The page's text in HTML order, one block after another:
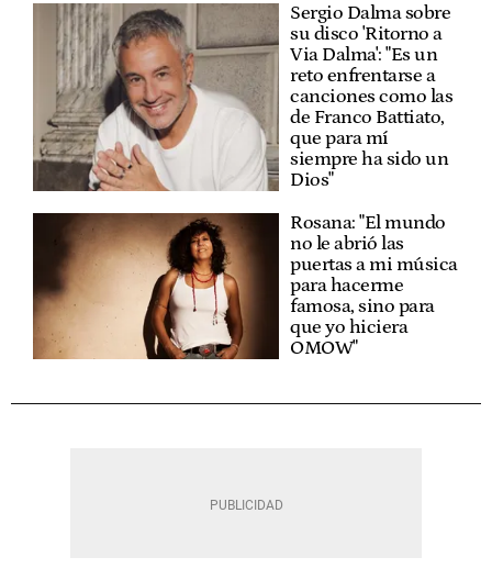
Sergio Dalma sobre
su disco 'Ritorno a
Via Dalma': "Es un
reto enfrentarse a
canciones como las
de Franco Battiato,
que para mí
siempre ha sido un
Dios"
Rosana: "El mundo
no le abrió las
puertas a mi música
para hacerme
famosa, sino para
que yo hiciera
OMOW"